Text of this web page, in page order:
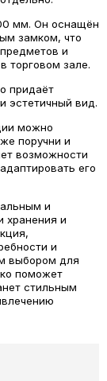
мм. Он оснащён
замком, что
и
торговом зале.
придаёт
эстетичный вид.
можно
поручни и
возможности
его
и
хранения и
и
выбором для
поможет
стильным